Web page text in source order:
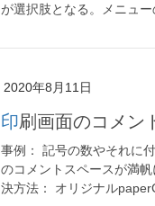
が選択肢となる。メニュ
2020年8月11日
印刷画面のコメ
事例： 記号の数やそれに
のコメントスペースが満
決方法： オリジナル